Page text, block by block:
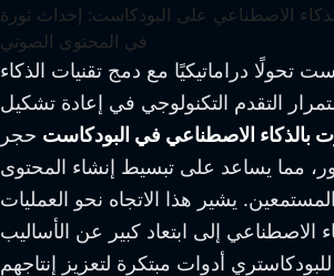
الاصطناعي على البودكاست: إحداث ثورة
في المحتوى الصوتي
تحولًا دراماتيكيًا مع دمج تقنيات الذكاء
التقدم التكنولوجي في إعادة تشكيل
بالذكاء الاصطناعي في البودكاست حجر
مما يساعد على تبسيط إنشاء المحتوى
يشير هذا الاتجاه نحو العمليات
الاصطناعي إلى ابتعاد كبير عن الأساليب
أدوات مبتكرة لتعزيز إنتاجهم